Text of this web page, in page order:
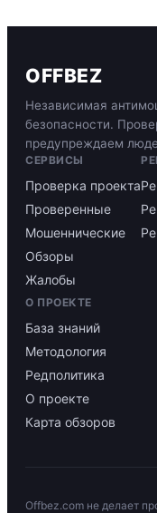
OFFBEZ
Независимая
безопасности.
предупреждаем
СЕРВИСЫ
Проверка проекта
Проверенные
Мошеннические
Обзоры
Жалобы
О ПРОЕКТЕ
База знаний
Методология
Редполитика
О проекте
Карта обзоров
Offbez.com не делает